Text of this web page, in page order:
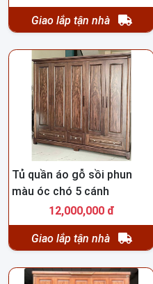
Giao lắp tận nhà
Tủ quần áo gỗ sồi phun
màu óc chó 5 cánh
HNTA6512,000,000 đ
Giao lắp tận nhà